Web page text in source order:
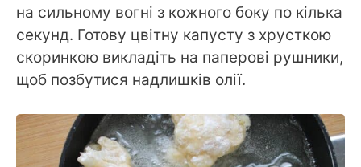
на сильному вогні з кожного боку по кілька
секунд. Готову цвітну капусту з хрусткою
скоринкою викладіть на паперові рушники,
щоб позбутися надлишків олії.